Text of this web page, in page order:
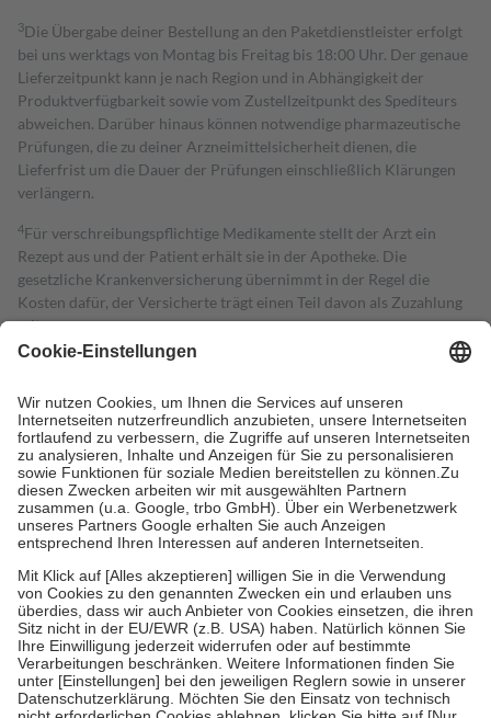
3Die Übergabe deiner Bestellung an den Paketdienstleister erfolgt
bei uns werktags von Montag bis Freitag bis 18:00 Uhr. Der genaue
Lieferzeitpunkt kann je nach Region und in Abhängigkeit der
Produktverfügbarkeit sowie vom Zustellzeitpunkt des Spediteurs
abweichen. Darüber hinaus können notwendige pharmazeutische
Prüfungen, die zu deiner Arzneimittelsicherheit dienen, die
Lieferfrist um die Dauer der Prüfungen einschließlich Klärungen
verlängern.
4Für verschreibungspflichtige Medikamente stellt der Arzt ein
Rezept aus und der Patient erhält sie in der Apotheke. Die
gesetzliche Krankenversicherung übernimmt in der Regel die
Kosten dafür, der Versicherte trägt einen Teil davon als Zuzahlung
mit.
Grundsätzlich leisten Mitglieder Zuzahlungen in Höhe von zehn
höchstens zehn Euro.
Es sind jedoch nie mehr als die tatsächlichen
Kosten der Leistung zu entrichten.
Diese Regeln gelten grundsätzlich auch für Online-Apotheken.
Bei Heilmitteln und häuslicher Krankenpflege beträgt die
Zuzahlung zehn Prozent der Kosten sowie zehn Euro je
Verordnung.
Um das Engagement der Versicherten für ihre eigene Gesundheit zu
stärken und die besondere Stellung der Familie zu unterstützen,
fallenkeine Zuzahlungenan bei:
• Kindern und Jugendlichen bis zum vollendeten 18. Lebensjahr
mit Ausnahme der Fahrkosten
• Untersuchungen zur Vorsorge und Früherkennung, die von der
GKV getragen werden
• empfohlenen Schutzimpfungen